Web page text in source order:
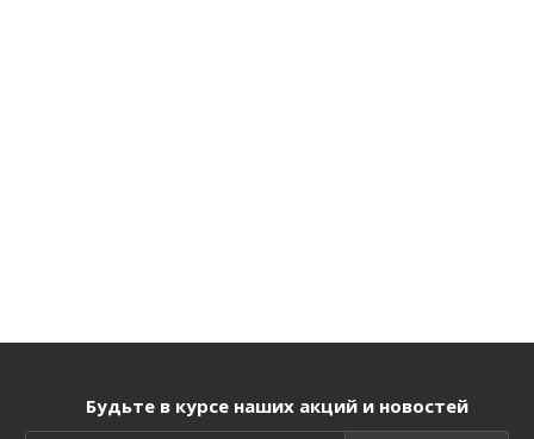
Будьте в курсе наших акций и новостей